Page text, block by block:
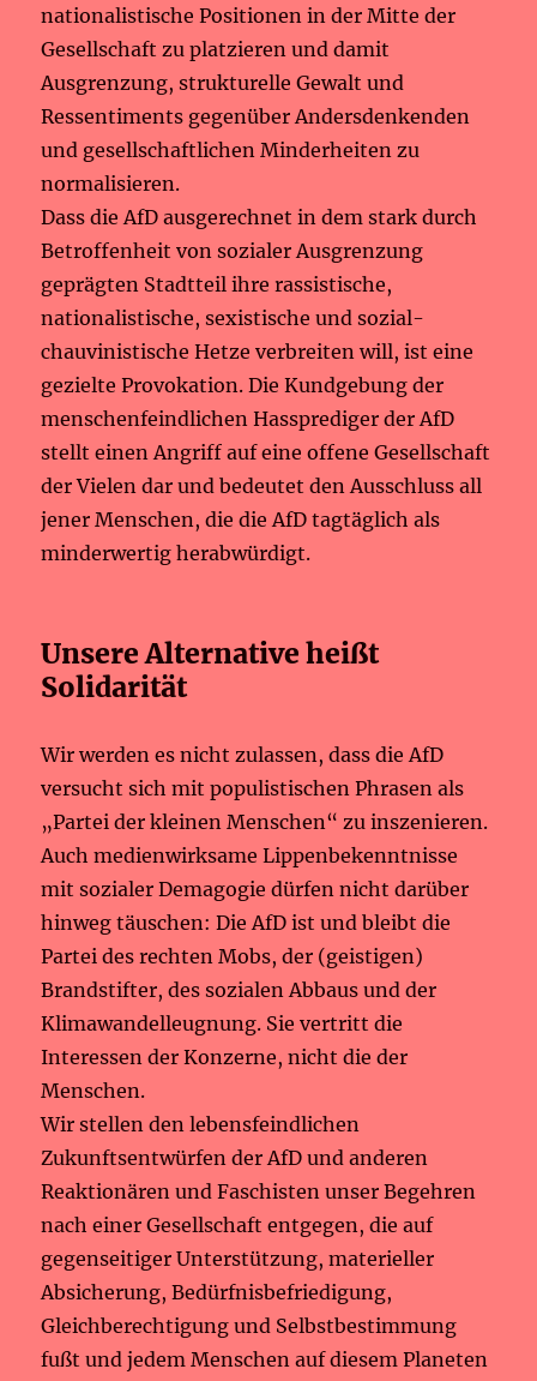
nationalistische Positionen in der Mitte der
Gesellschaft zu platzieren und damit
Ausgrenzung, strukturelle Gewalt und
Ressentiments gegenüber Andersdenkenden
und gesellschaftlichen Minderheiten zu
normalisieren.
Dass die AfD ausgerechnet in dem stark durch
Betroffenheit von sozialer Ausgrenzung
geprägten Stadtteil ihre rassistische,
nationalistische, sexistische und sozial-
chauvinistische Hetze verbreiten will, ist eine
gezielte Provokation. Die Kundgebung der
menschenfeindlichen Hassprediger der AfD
stellt einen Angriff auf eine offene Gesellschaft
der Vielen dar und bedeutet den Ausschluss all
jener Menschen, die die AfD tagtäglich als
minderwertig herabwürdigt.
Unsere Alternative heißt
Solidarität
Wir werden es nicht zulassen, dass die AfD
versucht sich mit populistischen Phrasen als
„Partei der kleinen Menschen“ zu inszenieren.
Auch medienwirksame Lippenbekenntnisse
mit sozialer Demagogie dürfen nicht darüber
hinweg täuschen: Die AfD ist und bleibt die
Partei des rechten Mobs, der (geistigen)
Brandstifter, des sozialen Abbaus und der
Klimawandelleugnung. Sie vertritt die
Interessen der Konzerne, nicht die der
Menschen.
Wir stellen den lebensfeindlichen
Zukunftsentwürfen der AfD und anderen
Reaktionären und Faschisten unser Begehren
nach einer Gesellschaft entgegen, die auf
gegenseitiger Unterstützung, materieller
Absicherung, Bedürfnisbefriedigung,
Gleichberechtigung und Selbstbestimmung
fußt und jedem Menschen auf diesem Planeten